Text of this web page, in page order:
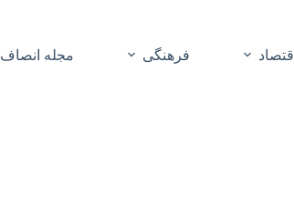
اقتصاد فرهنگی مجله انصاف